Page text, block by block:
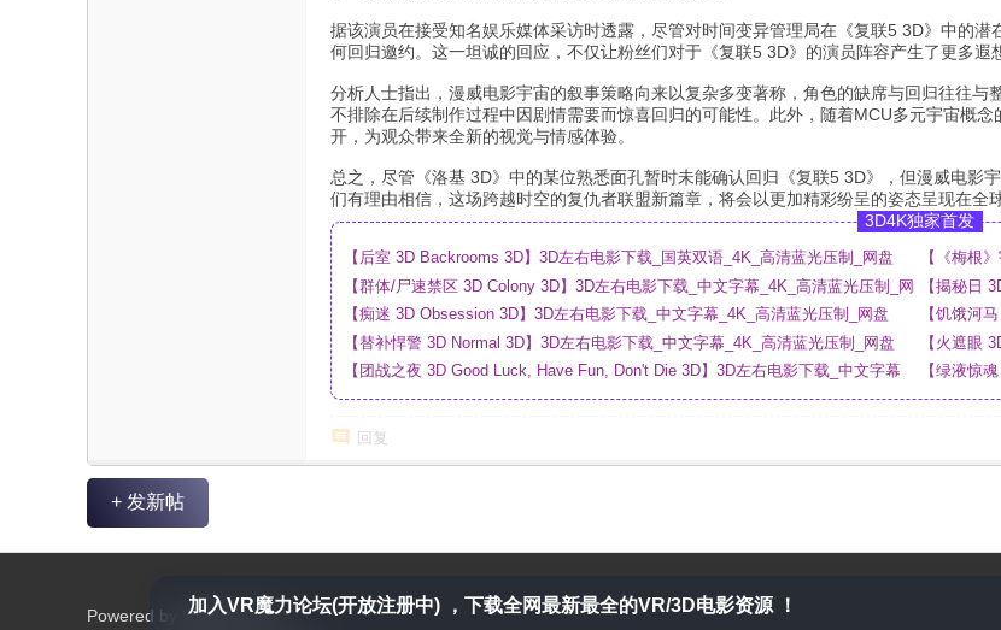
据该演员在接受知名娱乐媒体采访时透露，尽管对时间变异管理局在《复联5 3D》中的
何回归邀约。这一坦诚的回应，不仅让粉丝们对于《复联5 3D》的演员阵容产生了更多遐
分析人士指出，漫威电影宇宙的叙事策略向来以复杂多变著称，角色的缺席与回归往往
不排除在后续制作过程中因剧情需要而惊喜回归的可能性。此外，随着MCU多元宇宙概
开，为观众带来全新的视觉与情感体验。
总之，尽管《洛基 3D》中的某位熟悉面孔暂时未能确认回归《复联5 3D》，但漫威电影
们有理由相信，这场跨越时空的复仇者联盟新篇章，将会以更加精彩纷呈的姿态呈现在全
3D4K独家首发
【后室 3D Backrooms 3D】3D左右电影下载_国英双语_4K_高清蓝光压制_网盘
【《梅根
_4K_高清
【群体/尸速禁区 3D Colony 3D】3D左右电影下载_中文字幕_4K_高清蓝光压制_网
盘
【揭秘日
网盘
【痴迷 3D Obsession 3D】3D左右电影下载_中文字幕_4K_高清蓝光压制_网盘
【饥饿河
【替补悍警 3D Normal 3D】3D左右电影下载_中文字幕_4K_高清蓝光压制_网盘
【火遮眼
【团战之夜 3D Good Luck, Have Fun, Don't Die 3D】3D左右电影下载_中文字幕
【绿液惊
回复
+ 发新帖
加入VR魔力论坛(开放注册中) ，下载全网最新最全的VR/3D电影资源 ！
Powered by VRmoli.com